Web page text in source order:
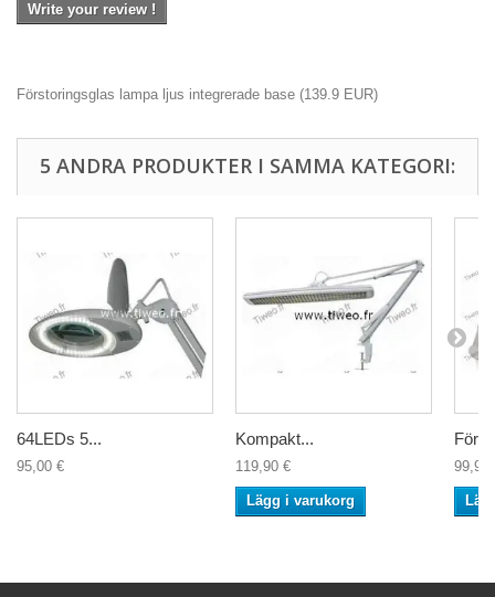
Write your review !
Förstoringsglas lampa ljus integrerade base (139.9 EUR)
5 ANDRA PRODUKTER I SAMMA KATEGORI:
64LEDs 5...
95,00 €
Kompakt...
119,90 €
Lägg i varukorg
99,90